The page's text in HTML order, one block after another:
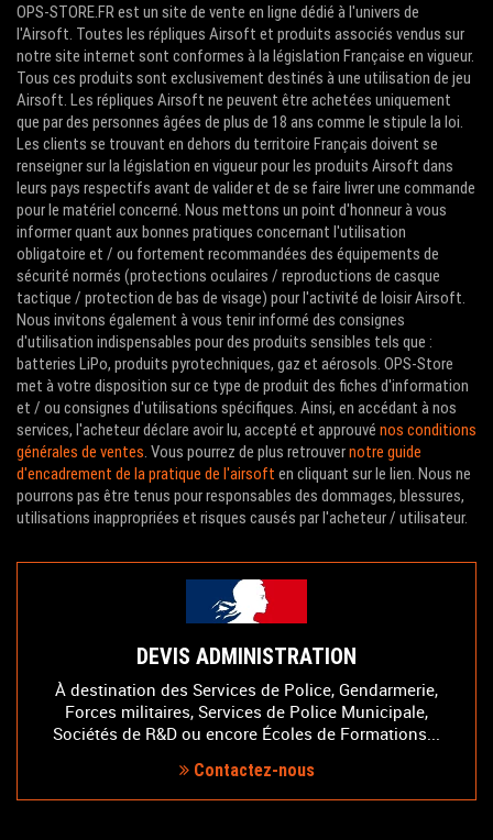
OPS-STORE.FR est un site de vente en ligne dédié à l'univers de
l'Airsoft. Toutes les répliques Airsoft et produits associés vendus sur
notre site internet sont conformes à la législation Française en vigueur.
Tous ces produits sont exclusivement destinés à une utilisation de jeu
Airsoft. Les répliques Airsoft ne peuvent être achetées uniquement
que par des personnes âgées de plus de 18 ans comme le stipule la loi.
Les clients se trouvant en dehors du territoire Français doivent se
renseigner sur la législation en vigueur pour les produits Airsoft dans
leurs pays respectifs avant de valider et de se faire livrer une commande
pour le matériel concerné. Nous mettons un point d'honneur à vous
informer quant aux bonnes pratiques concernant l'utilisation
obligatoire et / ou fortement recommandées des équipements de
sécurité normés (protections oculaires / reproductions de casque
tactique / protection de bas de visage) pour l'activité de loisir Airsoft.
Nous invitons également à vous tenir informé des consignes
d'utilisation indispensables pour des produits sensibles tels que :
batteries LiPo, produits pyrotechniques, gaz et aérosols. OPS-Store
met à votre disposition sur ce type de produit des fiches d'information
et / ou consignes d'utilisations spécifiques. Ainsi, en accédant à nos
services, l'acheteur déclare avoir lu, accepté et approuvé nos conditions
générales de ventes . Vous pourrez de plus retrouvernotre guide
d'encadrement de la pratique de l'airsoft en cliquant sur le lien. Nous ne
pourrons pas être tenus pour responsables des dommages, blessures,
utilisations inappropriées et risques causés par l'acheteur / utilisateur.
DEVIS ADMINISTRATION
À destination des Services de Police, Gendarmerie,
Forces militaires, Services de Police Municipale,
Sociétés de R&D ou encore Écoles de Formations...
Contactez-nous